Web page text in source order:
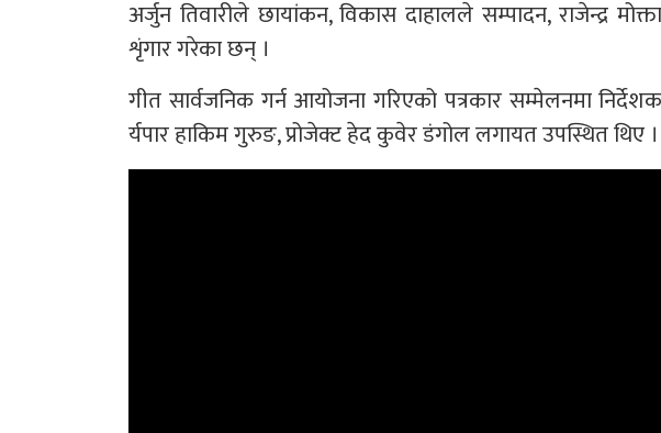
अर्जुन तिवारीले छायांकन, विकास दाहालले सम्पादन, राजेन्द्र
शृंगार गरेका छन् ।
गीत सार्वजनिक गर्न आयोजना गरिएको पत्रकार सम्मेलनमा
र्यपार हाकिम गुरुङ, प्रोजेक्ट हेद कुवेर डंगोल लगायत उपस्थित थिए ।